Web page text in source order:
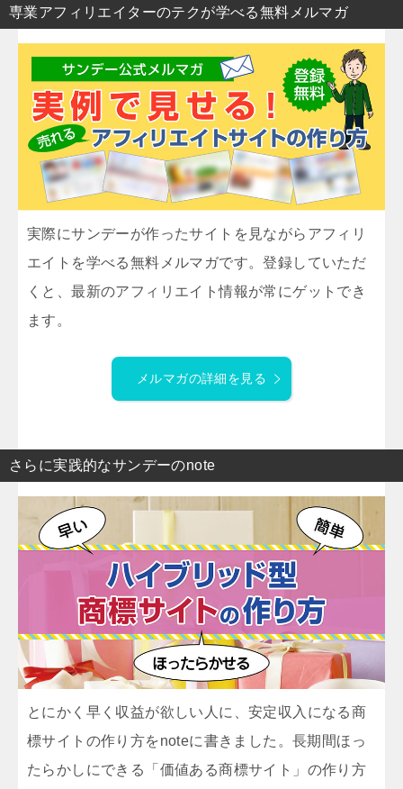
専業アフィリエイターのテクが学べる無料メルマガ
実際にサンデーが作ったサイトを見ながらアフィリ
エイトを学べる無料メルマガです。登録していただ
くと、最新のアフィリエイト情報が常にゲットでき
ます。
メルマガの詳細を見る
さらに実践的なサンデーのnote
とにかく早く収益が欲しい人に、安定収入になる商
標サイトの作り方をnoteに書きました。長期間ほっ
たらかしにできる「価値ある商標サイト」の作り方